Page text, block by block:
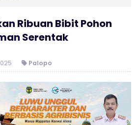
Ribuan Bibit Pohon
Serentak
Palopo